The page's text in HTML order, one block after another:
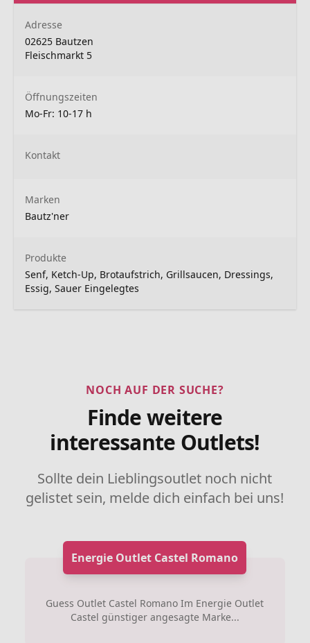
Adresse
02625 Bautzen
Fleischmarkt 5
Öffnungszeiten
Mo-Fr: 10-17 h
Kontakt
Marken
Bautz'ner
Produkte
Senf, Ketch-Up, Brotaufstrich, Grillsaucen, Dressings,
Essig, Sauer Eingelegtes
NOCH AUF DER SUCHE?
Finde weitere
interessante Outlets!
Sollte dein Lieblingsoutlet noch nicht
gelistet sein, melde dich einfach bei uns!
Energie Outlet Castel Romano
Guess Outlet Castel Romano Im Energie Outlet
Castel günstiger angesagte Marke...